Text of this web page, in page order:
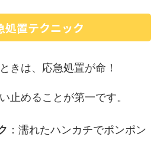
処置テクニック
きは、応急処置が命！
止めることが第一です。
：濡れたハンカチでポンポン